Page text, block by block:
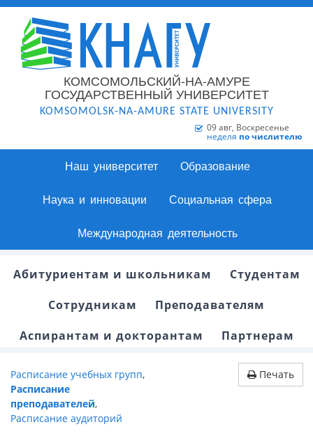
КОМСОМОЛЬСКИЙ-НА-АМУРЕ
ГОСУДАРСТВЕННЫЙ УНИВЕРСИТЕТ
KOMSOMOLSK-NA-AMURE STATE UNIVERSITY
09 авг, Воскресенье
неделя по числителю
Наш университет Образование
Наука и инновации Социальная сфера
Международная деятельность
Абитуриентам и школьникам
Студентам
Сотрудникам
Преподавателям
Аспирантам и докторантам
Партнерам
Расписание учебных групп,
Расписание
преподавателей,
Расписание аудиторий
Печать